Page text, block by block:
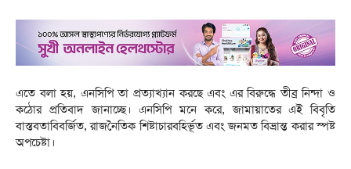
এতে বলা হয়, এনসিপি তা প্রত্যাখ্যান করছে এবং এর বিরুদ্ধে তীব্র নিন্দা ও
কঠোর প্রতিবাদ জানাচ্ছে। এনসিপি মনে করে, জামায়াতের এই বিবৃতি
বাস্তবতাবিবর্জিত, রাজনৈতিক শিষ্টাচারবহির্ভূত এবং জনমত বিভ্রান্ত করার স্পষ্ট
অপচেষ্টা।